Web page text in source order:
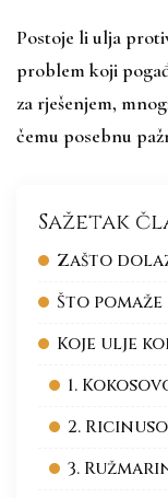
Postoje li ulja
problem koji
za rješenjem,
čemu posebnu
Sažetak
Zašto
Što
Koje ulje
1.
2.
3.